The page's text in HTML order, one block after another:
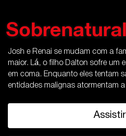
Sobrenatural
Josh e Renai se mudam com a
maior. Lá, o filho Dalton sofre um
em coma. Enquanto eles tentam
entidades malignas atormentam a
Assistir